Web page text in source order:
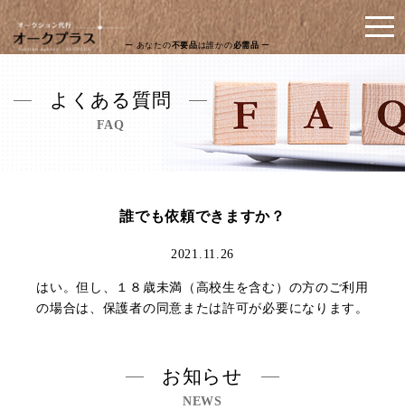
ー あなたの不要品は誰かの必需品 ー
よくある質問
FAQ
誰でも依頼できますか？
2021.11.26
はい。但し、１８歳未満（高校生を含む）の方のご利用
の場合は、保護者の同意または許可が必要になります。
お知らせ
NEWS